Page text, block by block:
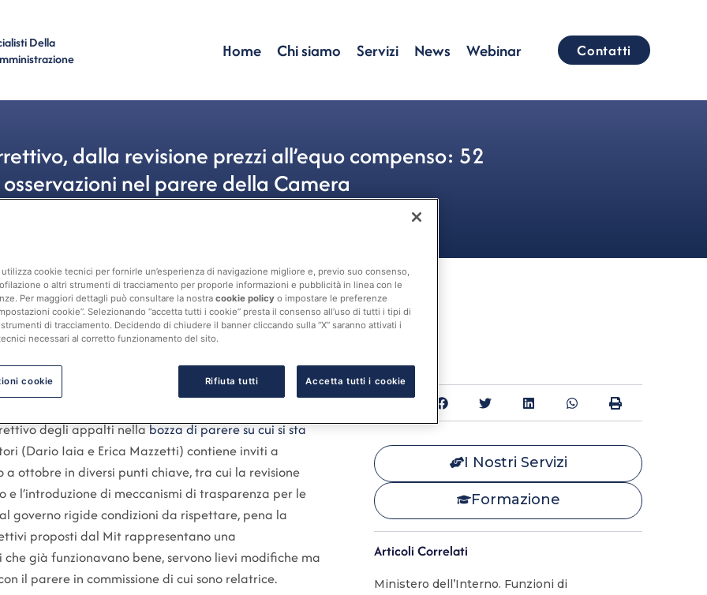
Della
Home Chi siamo Servizi News Webinar Contatti
dalla revisione prezzi all’equo compenso: 52
osservazioni nel parere della Camera
degli appalti nellabozza di parere su cui si sta
(Dario Iaia e Erica Mazzetti) contiene inviti a
ottobre in diversi punti chiave, tra cui la revisione
e l’introduzione di meccanismi di trasparenza per le
governo rigide condizioni da rispettare, pena la
proposti dal Mit rappresentano una
già funzionavano bene, servono lievi modifiche ma
il parere in commissione di cui sono relatrice.
Condividi:
I Nostri Servizi
Formazione
Articoli Correlati
Ministero dell’Interno. Funzioni di
cookie tecnici per fornirle un’esperienza di navigazione migliore e, previo suo consenso,
o altri strumenti di tracciamento per proporle informazioni e pubblicità in linea con le
Per maggiori dettagli può consultare la nostra cookie policy o impostare le preferenze
cookie”. Selezionando “accetta tutti i cookie” presta il consenso all’uso di tutti i tipi di
di tracciamento. Decidendo di chiudere il banner cliccando sulla “X” saranno attivati i
necessari al corretto funzionamento del sito.
Rifiuta tutti Accetta tutti i cookie
cookie